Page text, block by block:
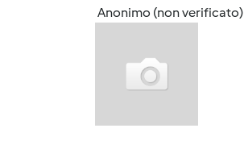
Anonimo (non verificato)